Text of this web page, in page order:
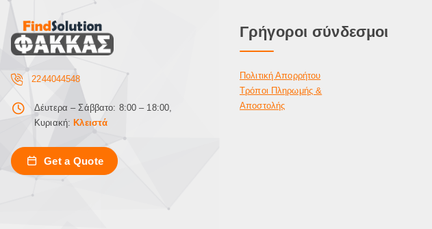
2244044548
Δέυτερα – Σάββατο: 8:00 – 18:00,
Κυριακή: Κλειστά
Get a Quote
Γρήγοροι σύνδεσμοι
Πολιτική Απορρήτου
Τρόποι Πληρωμής &
Αποστολής